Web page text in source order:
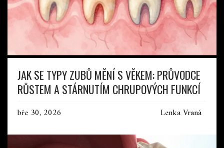
JAK SE TYPY ZUBŮ MĚNÍ S VĚKEM: PRŮVODCE
RŮSTEM A STÁRNUTÍM CHRUPOVÝCH FUNKCÍ
bře 30, 2026 Lenka Vraná